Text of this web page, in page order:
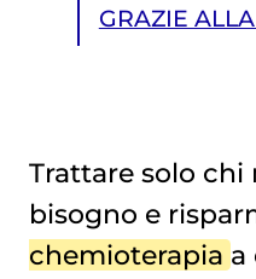
GRAZIE
Trattare solo chi
bisogno e
chemioterapia a